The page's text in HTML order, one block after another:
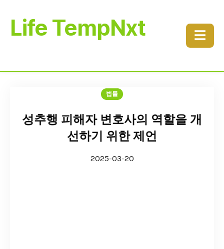
Life TempNxt ☰
법률
성추행 피해자 변호사의 역할을 개
선하기 위한 제언
2025-03-20